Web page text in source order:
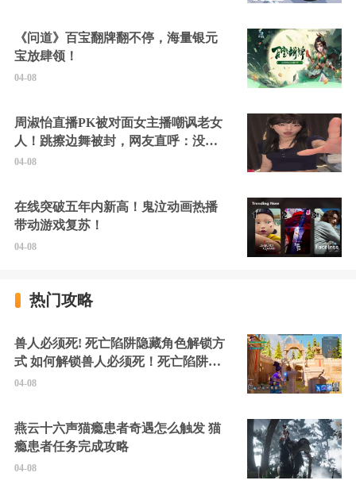
《问道》百宝翻牌翻不停，海量银元
宝放肆领！
04-08
周淑怡直播PK被对面女主播嘲讽老女
人！跳擦边舞被封，网友直呼：没边
硬擦封的好！
04-08
在线突破五年内新高！鬼泣动画热播
带动游戏复苏！
04-08
热门攻略
兽人必须死! 死亡陷阱隐藏角色解锁方
式 如何解锁兽人必须死！死亡陷阱中
的隐藏角色
04-08
燕云十六声猫瘾患者奇遇怎么触发 猫
瘾患者任务完成攻略
04-08